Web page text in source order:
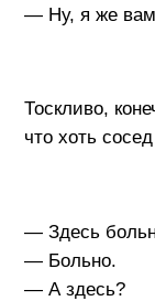
— Ну, я же вам
Тоскливо,
что хоть
— Здесь
— Больно.
— А здесь?